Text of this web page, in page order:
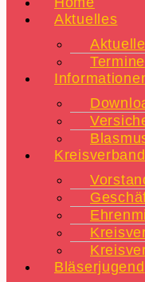
Aktuelles
Termine
Kreisverband
Bläserjugend